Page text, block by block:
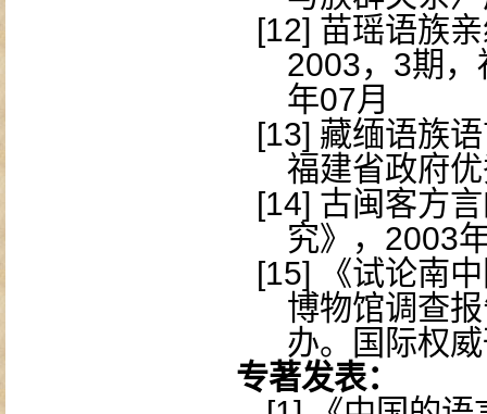
[12] 苗瑶语族
2003， 3期，
年07月
[13] 藏缅语族
福建省政府
[14] 古闽客方
究》， 2003
[15]
《试论南
博物馆调查
办。国际权
专著发表：